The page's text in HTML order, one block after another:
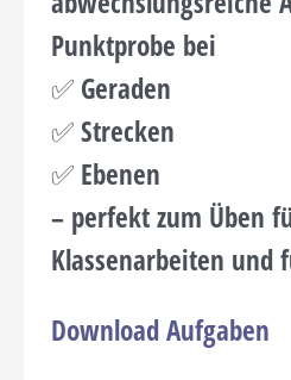
Punktprobe bei
✅ Geraden
✅Strecken
✅ Ebenen
– perfekt zum Üben
Klassenarbeiten und
Download Aufgaben